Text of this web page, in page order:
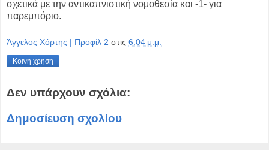
σχετικά με την αντικαπνιστική νομοθεσία και -1- για
παρεμπόριο.
Άγγελος Χόρτης | Προφίλ 2 στις 6:04 μ.μ.
Κοινή χρήση
Δεν υπάρχουν σχόλια:
Δημοσίευση σχολίου